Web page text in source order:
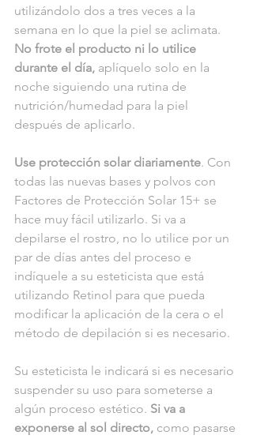
utilizándolo dos a tres veces a la
semana en lo que la piel se aclimata.
No frote el producto ni lo utilice
durante el día, aplíquelo solo en la
noche siguiendo una rutina de
nutrición/humedad para la piel
después de aplicarlo.
Use protección solar diariamente. Con
todas las nuevas bases y polvos con
Factores de Protección Solar 15+ se
hace muy fácil utilizarlo. Si va a
depilarse el rostro, no lo utilice por un
par de días antes del proceso e
indíquele a su esteticista que está
utilizando Retinol para que pueda
modificar la aplicación de la cera o el
método de depilación si es necesario.
Su esteticista le indicará si es necesario
suspender su uso para someterse a
algún proceso estético. Si va a
exponerse al sol directo, como pasarse